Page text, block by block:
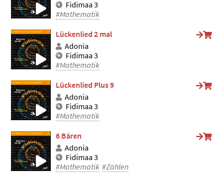
Fidimaa 3
#Mathematik
Lückenlied 2 mal
Adonia
Fidimaa 3
#Mathematik
Lückenlied Plus 9
Adonia
Fidimaa 3
#Mathematik
6 Bären
Adonia
Fidimaa 3
#Mathematik #Zählen